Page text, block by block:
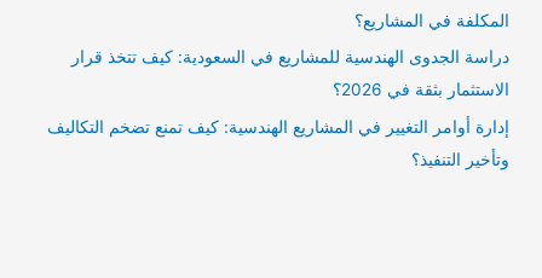
المكلفة في المشاريع؟
دراسة الجدوى الهندسية للمشاريع في السعودية: كيف تتخذ قرار
الاستثمار بثقة في 2026؟
إدارة أوامر التغيير في المشاريع الهندسية: كيف تمنع تضخم التكاليف
وتأخير التنفيذ؟